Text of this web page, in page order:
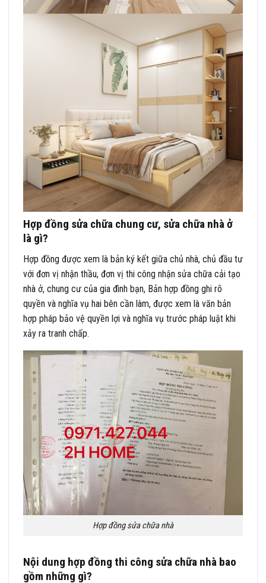
Hợp đồng sửa chữa chung cư, sửa chữa nhà ở
là gì?
Hợp đồng được xem là bản ký kết giữa chủ nhà, chủ đầu tư
với đơn vị nhận thầu, đơn vị thi công nhận sửa chữa cải tạo
nhà ở, chung cư của gia đình bạn, Bản hợp đồng ghi rõ
quyền và nghĩa vụ hai bên cần làm, được xem là văn bản
hợp pháp bảo vệ quyền lợi và nghĩa vụ trước pháp luật khi
xảy ra tranh chấp.
Hợp đồng sửa chữa nhà
Nội dung hợp đồng thi công sửa chữa nhà bao
gồm những gì?